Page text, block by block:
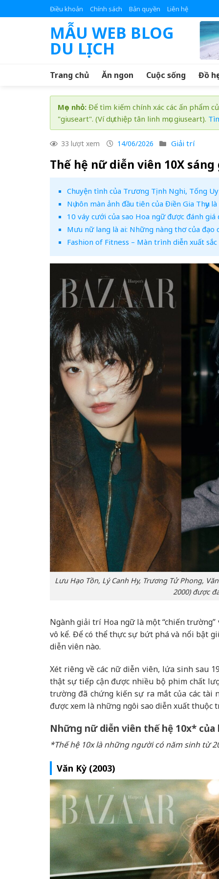
to
Điều khoản Chính sách Bản quyền Liên hệ
MẪU WEB BLOG
DU LỊCH
Trang chủ Ăn ngon Cuộc sống Đồ
Mẹo nhỏ: Để tìm kiếm chính xác các ấn phẩm
"giuseart". (Ví dụ: thiệp tân linh mục giuseart).
33 lượt xem 14/06/2026 Giải trí
Thế hệ nữ diễn viên 10X
Chuyện tình của Trương Tịnh Nghi, Tống
Nụ hôn màn ảnh đầu tiên của Điền Gia Thụy
10 váy cưới của sao Hoa ngữ được đánh giá
Mưu nữ lang là ai: Những nàng thơ của
Fashion of Fitness – Màn trình diễn xuất
Lưu Hạo Tồn, Lý Canh Hy, Trương Tử Phong,
2000) được
Ngành giải trí Hoa ngữ là một “chiến
vô kể. Để có thể thực sự bứt phá và nổi bật
diễn viên nào.
Xét riêng về các nữ diễn viên, lứa sinh sau
thật sự tiếp cận được nhiều bộ phim chất
trường đã chứng kiến sự ra mắt của các tài
được xem là những ngôi sao diễn xuất thuộc
Những nữ diễn viên thế hệ 10x*
*Thế hệ 10x là những người có năm sinh từ
Văn Kỳ (2003)